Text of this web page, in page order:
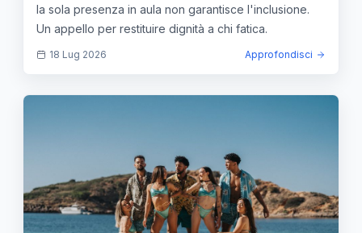
la sola presenza in aula non garantisce l'inclusione.
Un appello per restituire dignità a chi fatica.
18 Lug 2026 Approfondisci